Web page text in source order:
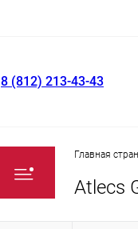
8 (812) 213-43-43
Главная
Atlecs